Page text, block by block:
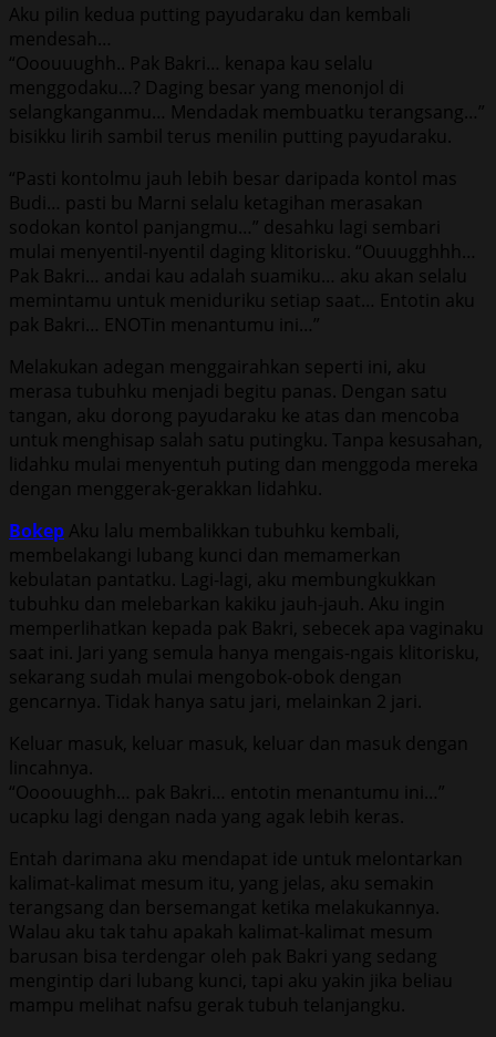
Aku pilin kedua putting payudaraku dan kembali
mendesah…
“Ooouuughh.. Pak Bakri… kenapa kau selalu
menggodaku…? Daging besar yang menonjol di
selangkanganmu… Mendadak membuatku terangsang…”
bisikku lirih sambil terus menilin putting payudaraku.
“Pasti kontolmu jauh lebih besar daripada kontol mas
Budi… pasti bu Marni selalu ketagihan merasakan
sodokan kontol panjangmu…” desahku lagi sembari
mulai menyentil-nyentil daging klitorisku. “Ouuugghhh…
Pak Bakri… andai kau adalah suamiku… aku akan selalu
memintamu untuk meniduriku setiap saat… Entotin aku
pak Bakri… ENOTin menantumu ini…”
Melakukan adegan menggairahkan seperti ini, aku
merasa tubuhku menjadi begitu panas. Dengan satu
tangan, aku dorong payudaraku ke atas dan mencoba
untuk menghisap salah satu putingku. Tanpa kesusahan,
lidahku mulai menyentuh puting dan menggoda mereka
dengan menggerak-gerakkan lidahku.
Bokep Aku lalu membalikkan tubuhku kembali,
membelakangi lubang kunci dan memamerkan
kebulatan pantatku. Lagi-lagi, aku membungkukkan
tubuhku dan melebarkan kakiku jauh-jauh. Aku ingin
memperlihatkan kepada pak Bakri, sebecek apa vaginaku
saat ini. Jari yang semula hanya mengais-ngais klitorisku,
sekarang sudah mulai mengobok-obok dengan
gencarnya. Tidak hanya satu jari, melainkan 2 jari.
Keluar masuk, keluar masuk, keluar dan masuk dengan
lincahnya.
“Oooouughh… pak Bakri… entotin menantumu ini…”
ucapku lagi dengan nada yang agak lebih keras.
Entah darimana aku mendapat ide untuk melontarkan
kalimat-kalimat mesum itu, yang jelas, aku semakin
terangsang dan bersemangat ketika melakukannya.
Walau aku tak tahu apakah kalimat-kalimat mesum
barusan bisa terdengar oleh pak Bakri yang sedang
mengintip dari lubang kunci, tapi aku yakin jika beliau
mampu melihat nafsu gerak tubuh telanjangku.